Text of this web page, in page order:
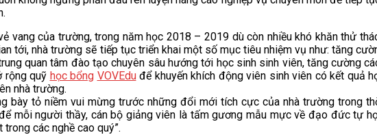
của trường, trong năm học 2018 – 2019 dù còn nhiều khó khăn thử
tới, nhà trường sẽ tiếp tục triển khai một số mục tiêu nhiệm vụ như: tăng
quan tâm đào tạo chuyên sâu hướng tới học sinh sinh viên, tăng cường
rộng quỹ học bổng VOVEduđể khuyến khích động viên sinh viên có kết quả
nhà trường.
bày tỏ niềm vui mừng trước những đổi mới tích cực của nhà trường trong
mỗi người thầy, cán bộ giảng viên là tấm gương mẫu mực về đạo đức tự
các nghề cao quý”.